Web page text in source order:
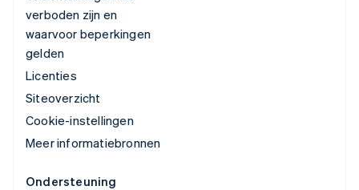
verboden zijn en
waarvoor beperkingen
gelden
Licenties
Siteoverzicht
Cookie-instellingen
Meer informatiebronnen
Ondersteuning